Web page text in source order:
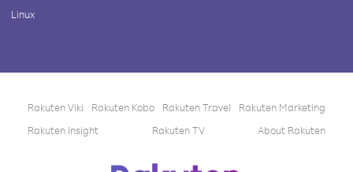
Linux
Rakuten Viki Rakuten Kobo Rakuten Travel
Rakuten Marketing
Rakuten Insight
Rakuten TV About Rakuten